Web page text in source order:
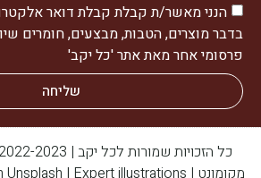
הנני מאשר/ת קבלת קבלת דואר
בדבר מוצרים, הטבות, מבצעים, חומרים
פרסומי אחר מאת אתר 'כל יקב'
שליחה
מקומונט | Photo by
Unsplash | Expert illustrations